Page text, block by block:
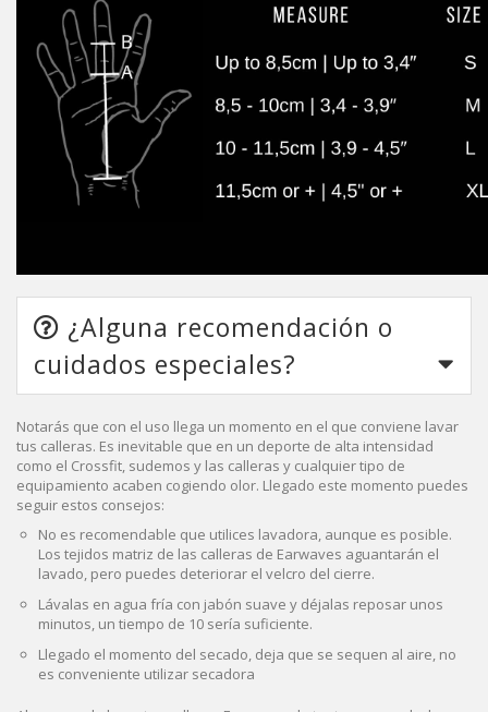
¿Alguna recomendación o
cuidados especiales?
Notarás que con el uso llega un momento en el que conviene lavar
tus calleras. Es inevitable que en un deporte de alta intensidad
como el Crossfit, sudemos y las calleras y cualquier tipo de
equipamiento acaben cogiendo olor. Llegado este momento puedes
seguir estos consejos:
No es recomendable que utilices lavadora, aunque es posible.
Los tejidos matriz de las calleras de Earwaves aguantarán el
lavado, pero puedes deteriorar el velcro del cierre.
Lávalas en agua fría con jabón suave y déjalas reposar unos
minutos, un tiempo de 10 sería suficiente.
Llegado el momento del secado, deja que se sequen al aire, no
es conveniente utilizar secadora